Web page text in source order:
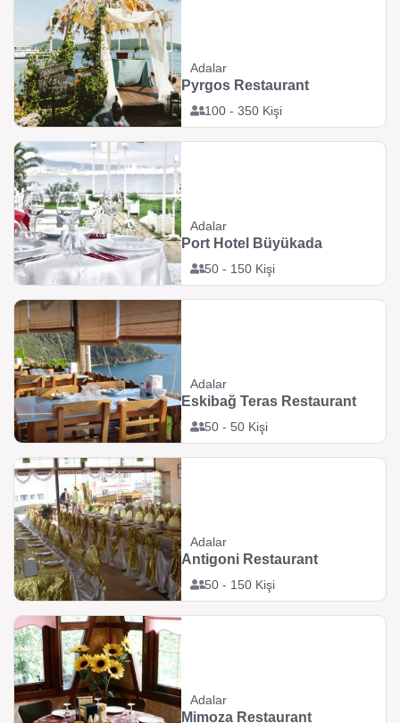
Adalar
100 - 350 Kişi
Pyrgos Restaurant
Adalar
50 - 150 Kişi
Port Hotel Büyükada
Adalar
50 - 50 Kişi
Eskibağ Teras Restaurant
Adalar
50 - 150 Kişi
Antigoni Restaurant
Adalar
Mimoza Restaurant